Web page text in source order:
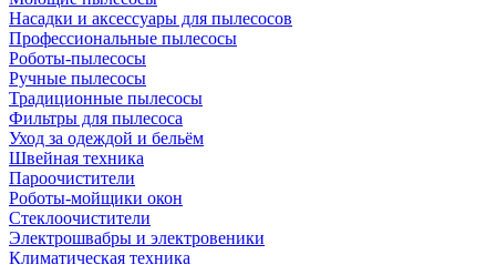
Насадки и аксессуары для пылесосов
Профессиональные пылесосы
Роботы-пылесосы
Ручные пылесосы
Традиционные пылесосы
Фильтры для пылесоса
Уход за одеждой и бельём
Швейная техника
Пароочистители
Роботы-мойщики окон
Стеклоочистители
Электрошвабры и электровеники
Климатическая техника